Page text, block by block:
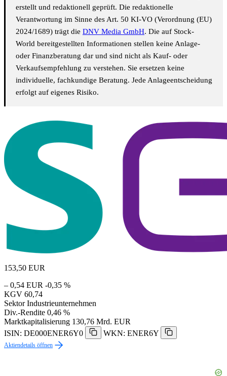
erstellt und redaktionell geprüft. Die redaktionelle
Verantwortung im Sinne des Art. 50 KI-VO (Verordnung (EU)
2024/1689) trägt die DNV Media GmbH. Die auf Stock-
World bereitgestellten Informationen stellen keine Anlage-
oder Finanzberatung dar und sind nicht als Kauf- oder
Verkaufsempfehlung zu verstehen. Sie ersetzen keine
individuelle, fachkundige Beratung. Jede Anlageentscheidung
erfolgt auf eigenes Risiko.
153,50 EUR
– 0,54 EUR -0,35 %
KGV 60,74
Sektor Industrieunternehmen
Div.-Rendite 0,46 %
Marktkapitalisierung 130,76 Mrd. EUR
ISIN: DE000ENER6Y0
WKN: ENER6Y
Aktiendetails öffnen